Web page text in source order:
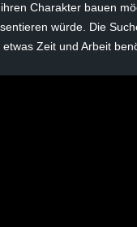
Charakter bauen
würde. Die
Zeit und Arbeit